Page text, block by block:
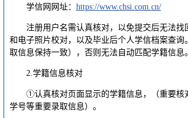
学信网网址： https://www.chsi.com.cn/
注册用户名需认真核对，以免提交后无法
和电子照片校对，以及毕业后个人学信档案查
取信息保持一致），否则无法自动匹配学籍信息。
2.学籍信息核对
①认真核对页面显示的学籍信息，（重要核
学号等重要录取信息）。